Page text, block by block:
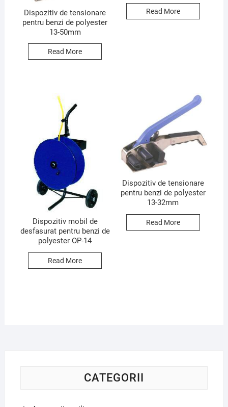
Dispozitiv de tensionare
pentru benzi de polyester
13-50mm
Read More
Read More
Dispozitiv mobil de
desfasurat pentru benzi de
polyester OP-14
Read More
Dispozitiv de tensionare
pentru benzi de polyester
13-32mm
Read More
CATEGORII